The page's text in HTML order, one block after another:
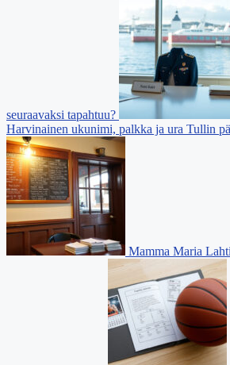
seuraavaksi tapahtuu?
Harvinainen ukunimi, palkka ja ura Tullin
Mamma Maria